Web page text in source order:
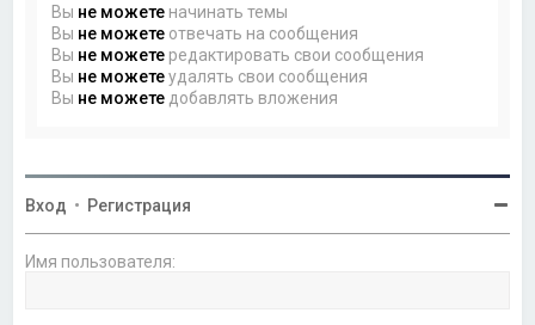
Вы не можете начинать темы
Вы не можете отвечать на сообщения
Вы не можете редактировать свои сообщения
Вы не можетеудалять свои сообщения
Вы не можете добавлять вложения
Вход • Регистрация
Имя пользователя: